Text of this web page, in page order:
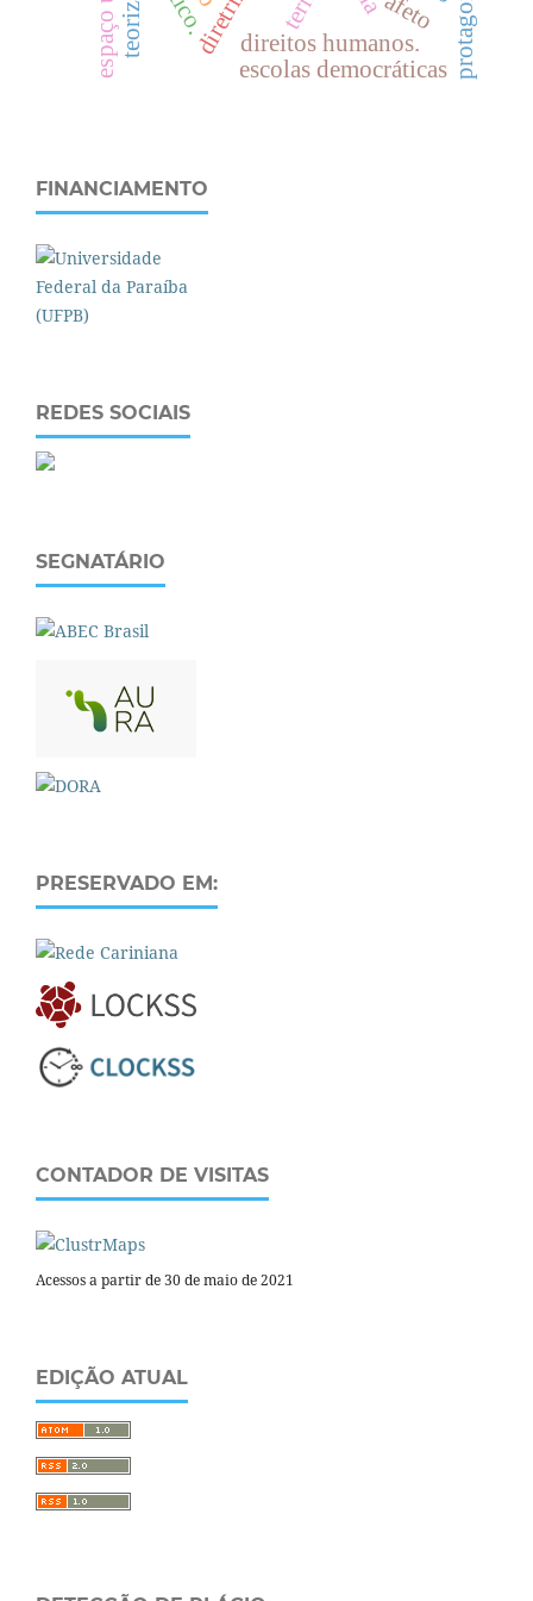
direitos humanos.
escolas democráticas
afeto
FINANCIAMENTO
REDES SOCIAIS
SEGNATÁRIO
PRESERVADO EM:
CONTADOR DE VISITAS
Acessos a partir de 30 de maio de 2021
EDIÇÃO ATUAL